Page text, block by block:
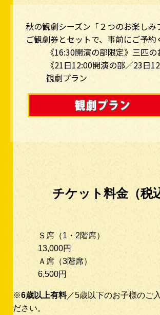
秋の観劇シーズン「２つのお楽し
ご観劇券とセットで、事前にご予約
《16:30開演の部限定》三匹
《21日12:00開演の部／23日
観劇プラン
チケット料金（税
Ｓ席（1・2階席）
13,000円
Ａ席（3階席）
6,500円
※6歳以上有料／5歳以下のお子様のご
ださい。